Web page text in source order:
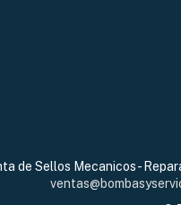
de Sellos Mecanicos -